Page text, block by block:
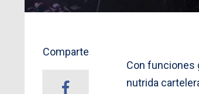
Comparte
Con funciones
nutrida